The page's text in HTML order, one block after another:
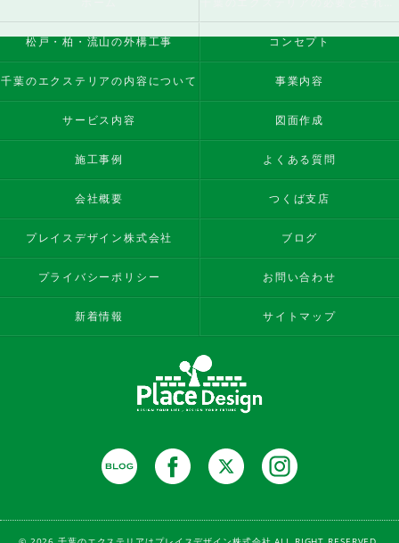
松戸・柏・流山の外構工事 コンセプト
千葉のエクステリアの内容について 事業内容
サービス内容 図面作成
施工事例 よくある質問
会社概要 つくば支店
プレイスデザイン株式会社 ブログ
プライバシーポリシー お問い合わせ
新着情報 サイトマップ